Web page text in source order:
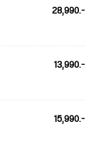
28,990.-
13,990.-
15,990.-